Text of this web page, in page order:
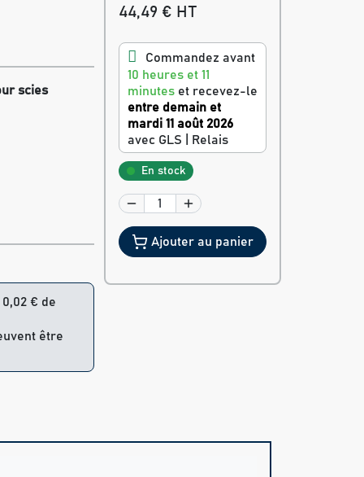
scies
0,02 € de
être
44,49 € HT
Commandez avant
10 heures et 11
minuteset recevez-le
entre demain et
mardi 11 août 2026
avec GLS | Relais
En stock
Ajouter au panier